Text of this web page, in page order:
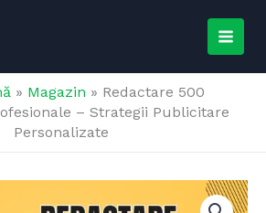
MAIN
» Magazin » Redactare 500
– Strategii Publicitare
Personalizate